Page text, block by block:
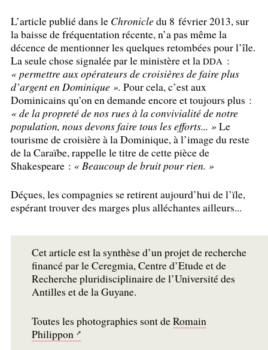
L’article publié dans le Chronicledu 8 février 2013, sur
la baisse de fréquentation récente, n’a pas même la
décence de mentionner les quelques retombées pour l’île.
La seule chose signalée par le ministère et la DDA :
« permettre aux opérateurs de croisières de faire plus
d’argent en Dominique ». Pour cela, c’est aux
Dominicains qu’on en demande encore et toujours plus :
« de la propreté de nos rues à la convivialité de notre
population, nous devons faire tous les efforts... » Le
tourisme de croisière à la Dominique, à l’image du reste
de la Caraïbe, rappelle le titre de cette pièce de
Shakespeare : « Beaucoup de bruit pour rien. »
Déçues, les compagnies se retirent aujourd’hui de l’ïle,
espérant trouver des marges plus alléchantes ailleurs...
Cet article est la synthèse d’un projet de recherche
financé par le Ceregmia, Centre d’Etude et de
Recherche pluridisciplinaire de l’Université des
Antilles et de la Guyane.
Toutes les photographies sont deRomain
Philippon